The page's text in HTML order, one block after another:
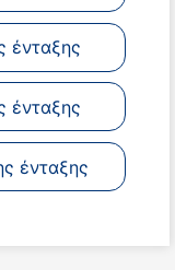
ένταξης
ένταξης
ένταξης